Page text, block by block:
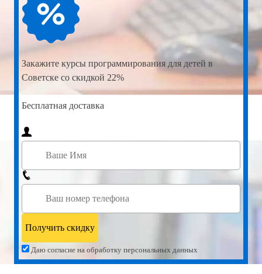
Закажите курсы программирования для детей в
Советске со скидкой 22%
Бесплатная доставка
Даю согласие на обработку персональных данных